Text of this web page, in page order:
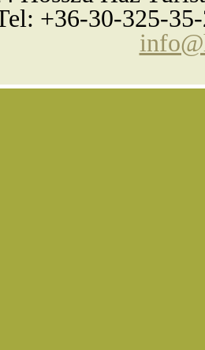
+36-30-325-